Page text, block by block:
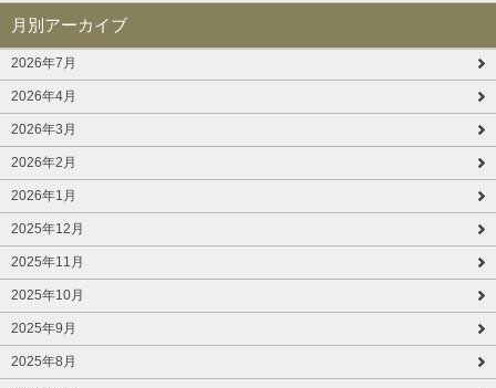
月別アーカイブ
2026年7月
2026年4月
2026年3月
2026年2月
2026年1月
2025年12月
2025年11月
2025年10月
2025年9月
2025年8月